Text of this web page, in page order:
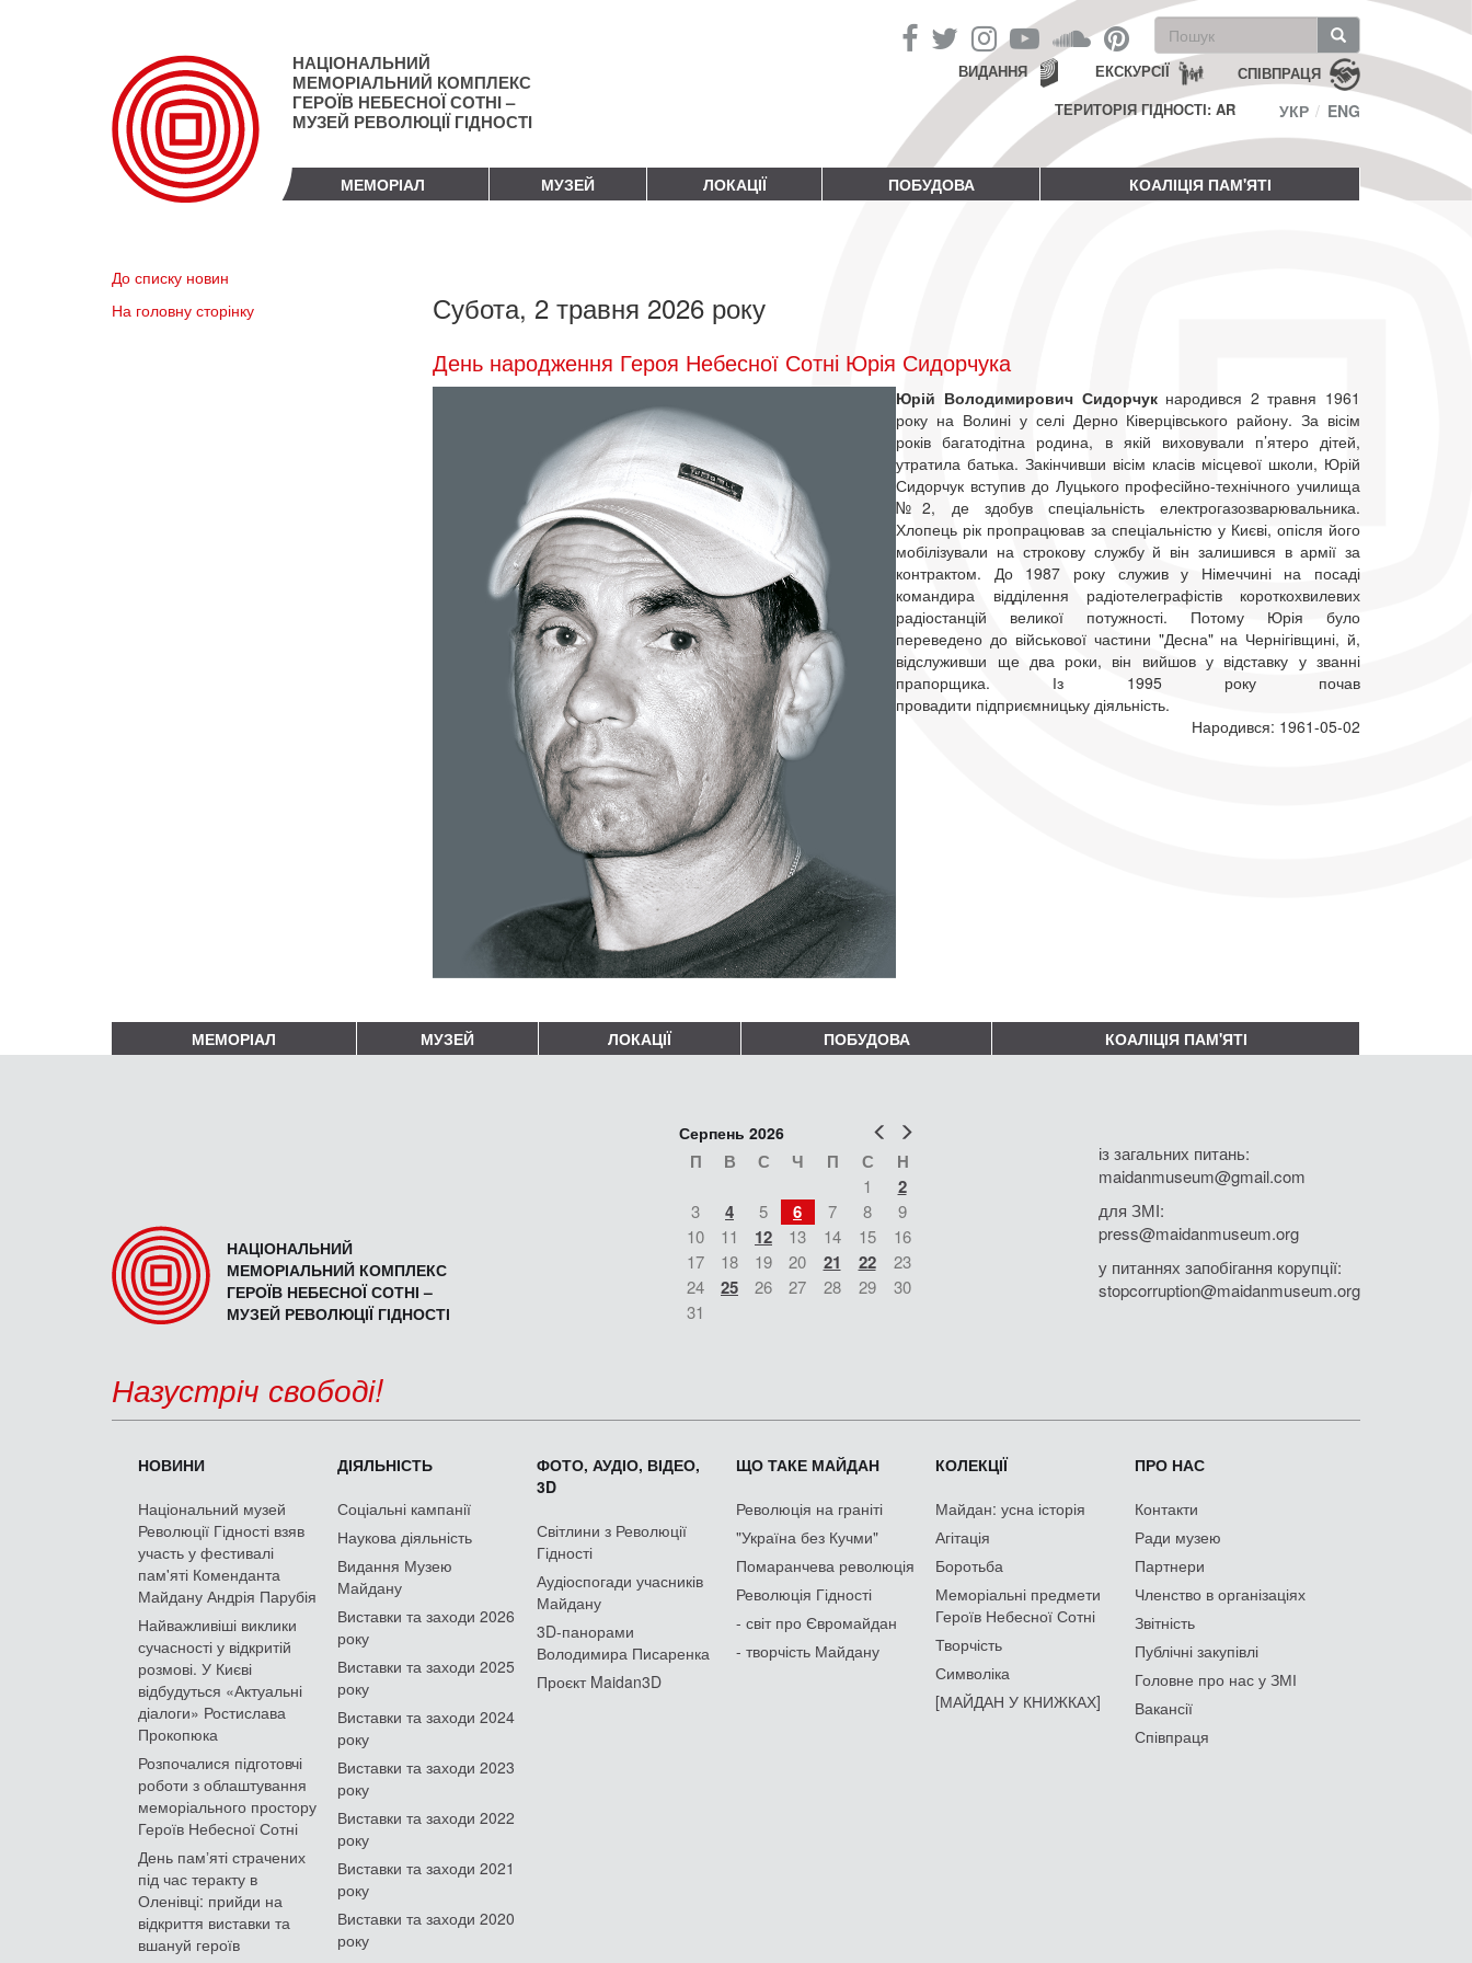
НАЦІОНАЛЬНИЙ
МЕМОРІАЛЬНИЙ КОМПЛЕКС
ГЕРОЇВ НЕБЕСНОЇ СОТНІ –
МУЗЕЙ РЕВОЛЮЦІЇ ГІДНОСТІ
Пошукова
форма
Пошук СПІВПРАЦЯ
ЕКСКУРСІЇ
ВИДАННЯ
ТЕРИТОРІЯ ГІДНОСТІ: AR
УКР ENG
МЕМОРІАЛ МУЗЕЙ ЛОКАЦІЇ ПОБУДОВА КОАЛІЦІЯ ПАМ'ЯТІ
До списку новин
На головну сторінку
Субота, 2 травня 2026 року
День народження Героя Небесної Сотні Юрія Сидорчука
Юрій Володимирович Сидорчукнародився 2 травня 1961
року на Волині у селі Дерно Ківерцівського району. За вісім
років багатодітна родина, в якій виховували п’ятеро дітей,
утратила батька. Закінчивши вісім класів місцевої школи, Юрій
Сидорчук вступив до Луцького професійно-технічного училища
№2, де здобув спеціальність електрогазозварювальника.
Хлопець рік пропрацював за спеціальністю у Києві, опісля його
мобілізували на строкову службу й він залишився в армії за
контрактом. До 1987 року служив у Німеччині на посаді
командира відділення радіотелеграфістів короткохвилевих
радіостанцій великої потужності. Потому Юрія було
переведено до військової частини "Десна" на Чернігівщині, й,
відслуживши ще два роки, він вийшов у відставку у званні
прапорщика. Із 1995 року почав
провадити підприємницьку діяльність.
Народився: 1961-05-02
МЕМОРІАЛ МУЗЕЙ ЛОКАЦІЇ ПОБУДОВА КОАЛІЦІЯ ПАМ'ЯТІ
НАЦІОНАЛЬНИЙ
МЕМОРІАЛЬНИЙ КОМПЛЕКС
ГЕРОЇВ НЕБЕСНОЇ СОТНІ –
МУЗЕЙ РЕВОЛЮЦІЇ ГІДНОСТІ
Попер
Серпень 2026
П В С Ч П С Н
1 2
3 4 5 6 7 8
9
10
11 12 13 14 15
16
17
18 19 20 21 22
23
24
25 26 27 28 29
30
31
із загальних питань:
maidanmuseum@gmail.com
для ЗМІ:
press@maidanmuseum.org
у питаннях запобігання корупції:
stopcorruption@maidanmuseum.org
Назустріч свободі!
НОВИНИ
Національний музей
Революції Гідності взяв
участь у фестивалі
пам'яті Коменданта
Майдану Андрія Парубія
Найважливіші виклики
сучасності у відкритій
розмові. У Києві
відбудуться «Актуальні
діалоги» Ростислава
Прокопюка
Розпочалися підготовчі
роботи з облаштування
меморіального простору
Героїв Небесної Сотні
День памʼяті страчених
під час теракту в
Оленівці: прийди на
відкриття виставки та
вшануй героїв
ДІЯЛЬНІСТЬ
Соціальні кампанії
Наукова діяльність
Видання Музею
Майдану
Виставки та заходи 2026
року
Виставки та заходи 2025
року
Виставки та заходи 2024
року
Виставки та заходи 2023
року
Виставки та заходи 2022
року
Виставки та заходи 2021
року
Виставки та заходи 2020
року
ФОТО, АУДІО, ВІДЕО,
3D
Світлини з Революції
Гідності
Аудіоспогади учасників
Майдану
3D-панорами
Володимира Писаренка
Проєкт Maidan3D
ЩО ТАКЕ МАЙДАН
Революція на граніті
"Україна без Кучми"
Помаранчева революція
Революція Гідності
- світ про Євромайдан
- творчість Майдану
КОЛЕКЦІЇ
Майдан: усна історія
Агітація
Боротьба
Меморіальні предмети
Героїв Небесної Сотні
Творчість
Символіка
[МАЙДАН У КНИЖКАХ]
ПРО НАС
Контакти
Ради музею
Партнери
Членство в організаціях
Звітність
Публічні закупівлі
Головне про нас у ЗМІ
Вакансії
Співпраця